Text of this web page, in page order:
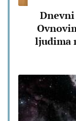
Dnevni
ljudima